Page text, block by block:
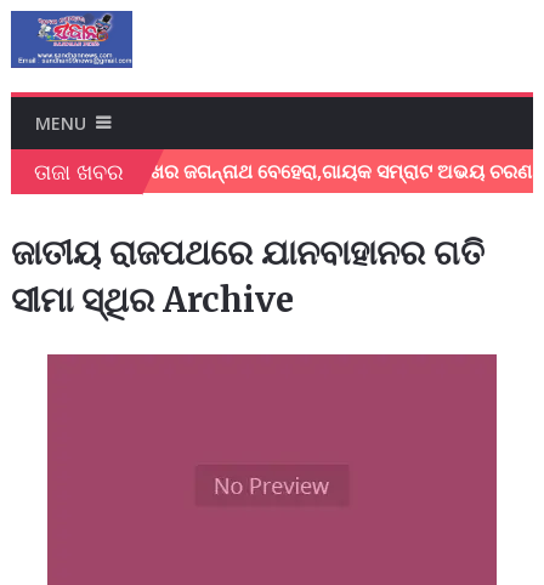
MENU
ତାଜା ଖବର
ଗାୟକ ଶେଖର ଜଗନ୍ନାଥ ବେହେରା,ଗାୟକ ସମ୍ରାଟ ଅଭୟ ଚରଣ
ଜାତୀୟ ରାଜପଥରେ ଯାନବାହାନର ଗତି
ସୀମା ସ୍ଥିର Archive